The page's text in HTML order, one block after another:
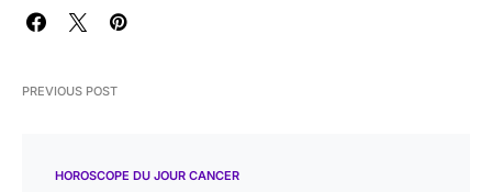
PREVIOUS POST
HOROSCOPE DU JOUR CANCER